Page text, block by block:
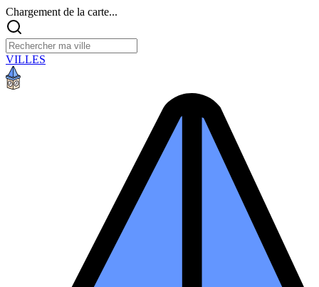
Chargement de la carte...
VILLES